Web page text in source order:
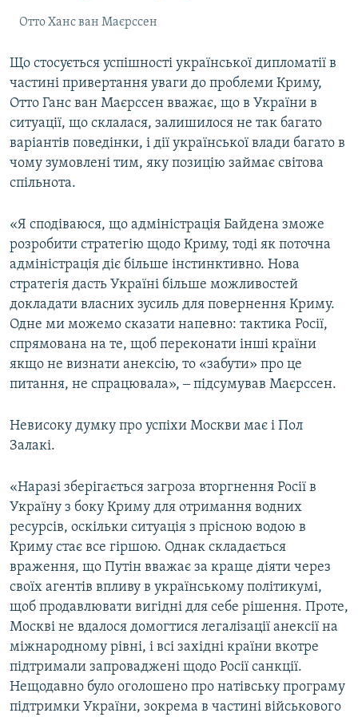
Отто Ханс ван Маєрссен
Що стосується успішності української дипломатії в
частині привертання уваги до проблеми Криму,
Отто Ганс ван Маєрссен вважає, що в України в
ситуації, що склалася, залишилося не так багато
варіантів поведінки, і дії української влади багато в
чому зумовлені тим, яку позицію займає світова
спільнота.
«Я сподіваюся, що адміністрація Байдена зможе
розробити стратегію щодо Криму, тоді як поточна
адміністрація діє більше інстинктивно. Нова
стратегія дасть Україні більше можливостей
докладати власних зусиль для повернення Криму.
Одне ми можемо сказати напевно: тактика Росії,
спрямована на те, щоб переконати інші країни
якщо не визнати анексію, то «забути» про це
питання, не спрацювала», ‒ підсумував Маєрссен.
Невисоку думку про успіхи Москви має і Пол
Залакі.
«Наразі зберігається загроза вторгнення Росії в
Україну з боку Криму для отримання водних
ресурсів, оскільки ситуація з прісною водою в
Криму стає все гіршою. Однак складається
враження, що Путін вважає за краще діяти через
своїх агентів впливу в українському політикумі,
щоб продавлювати вигідні для себе рішення. Проте,
Москві не вдалося домогтися легалізації анексії на
міжнародному рівні, і всі західні країни вкотре
підтримали запроваджені щодо Росії санкції.
Нещодавно було оголошено про натівську програму
підтримки України, зокрема в частині військового